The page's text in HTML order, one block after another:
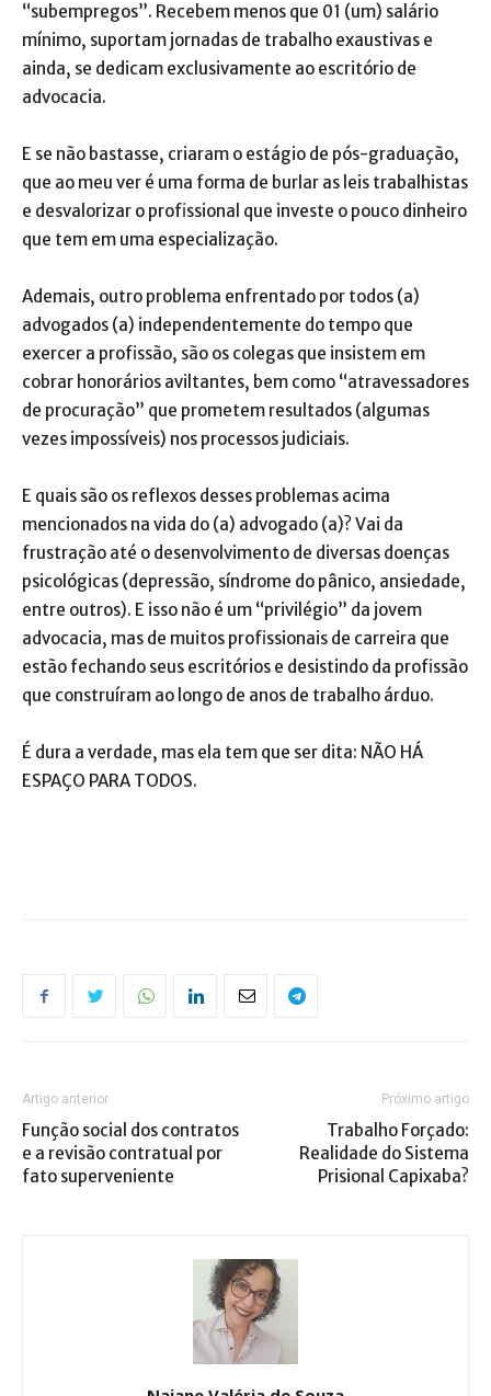
“subempregos”. Recebem menos que 01 (um) salário
mínimo, suportam jornadas de trabalho exaustivas e
ainda, se dedicam exclusivamente ao escritório de
advocacia.
E se não bastasse, criaram o estágio de pós-graduação,
que ao meu ver é uma forma de burlar as leis trabalhistas
e desvalorizar o profissional que investe o pouco dinheiro
que tem em uma especialização.
Ademais, outro problema enfrentado por todos (a)
advogados (a) independentemente do tempo que
exercer a profissão, são os colegas que insistem em
cobrar honorários aviltantes, bem como “atravessadores
de procuração” que prometem resultados (algumas
vezes impossíveis) nos processos judiciais.
E quais são os reflexos desses problemas acima
mencionados na vida do (a) advogado (a)? Vai da
frustração até o desenvolvimento de diversas doenças
psicológicas (depressão, síndrome do pânico, ansiedade,
entre outros). E isso não é um “privilégio” da jovem
advocacia, mas de muitos profissionais de carreira que
estão fechando seus escritórios e desistindo da profissão
que construíram ao longo de anos de trabalho árduo.
É dura a verdade, mas ela tem que ser dita: NÃO HÁ
ESPAÇO PARA TODOS.
Artigo anterior
Função social dos contratos
e a revisão contratual por
fato superveniente
Próximo artigo
Trabalho Forçado:
Realidade do Sistema
Prisional Capixaba?